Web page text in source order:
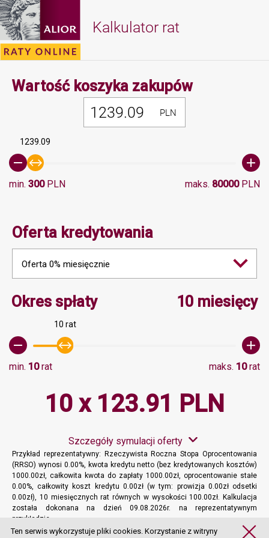
Kalkulator rat
Wartość koszyka zakupówMinimalna
PLN
1239.09
min. 300PLN maks. 80000PLN
Oferta kredytowania
Oferta 0% miesięcznie
Okres spłatyMinimalna wartość 10,
10 miesięcy
10 rat
min. 10rat maks. 10rat
10 x 123.91 PLN
Szczegóły symulacji oferty
Przykład reprezentatywny: Rzeczywista Roczna Stopa Oprocentowania
(RRSO) wynosi 0.00%, kwota kredytu netto (bez kredytowanych kosztów)
1000.00zł, całkowita kwota do zapłaty 1000.00zł, oprocentowanie stałe
0.00%, całkowity koszt kredytu 0.00zł (w tym: prowizja 0.00zł odsetki
0.00zł), 10 miesięcznych rat równych w wysokości 100.00zł. Kalkulacja
została dokonana na dzień 09.08.2026r. na reprezentatywnym
przykładzie.
Więcej informacji
Ten serwis wykorzystuje pliki cookies. Korzystanie z witryny